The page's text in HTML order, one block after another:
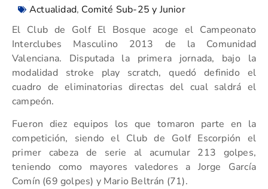
Actualidad, Comité Sub-25 y Junior
El Club de Golf El Bosque acoge el Campeonato
Interclubes Masculino 2013 de la Comunidad
Valenciana. Disputada la primera jornada, bajo la
modalidad stroke play scratch, quedó definido el
cuadro de eliminatorias directas del cual saldrá el
campeón.
Fueron diez equipos los que tomaron parte en la
competición, siendo el Club de Golf Escorpión el
primer cabeza de serie al acumular 213 golpes,
teniendo como mayores valedores a Jorge García
Comín (69 golpes) y Mario Beltrán (71).